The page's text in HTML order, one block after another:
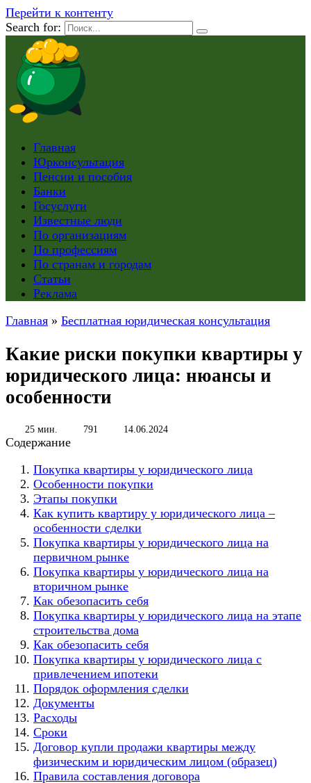
Перейти к контенту
Search for:
Главная
Юрконсультация
Пенсии и пособия
Банки
Госуслуги
Известные люди
По организациям
По профессиям
По странам и городам
Статьи
Реклама
Главная » Бесплатная юридическая консультация
Какие риски покупки квартиры у
юридического лица: нюансы и
особенности
25 мин. 791 14.06.2024
Содержание
Покупка квартиры у юридического лица
Особенности покупки
Этапы покупки
Как купить квартиру у юридического лица –
особенности сделки
Покупка квартиры у юридического лица на
первичном рынке
Покупка квартиры у юридического лица на
вторичном рынке
Как обезопасить себя
Покупка квартиры у юридического лица на этапе
строительства дома
Как обезопасить себя
Покупка квартиры у юридического лица с
привлечением ипотеки
Порядок оформления сделки
Документы
Расходы
Сроки
Договор купли продажи квартиры между
физическим и юридическим лицом (образец)
Правила составления договора